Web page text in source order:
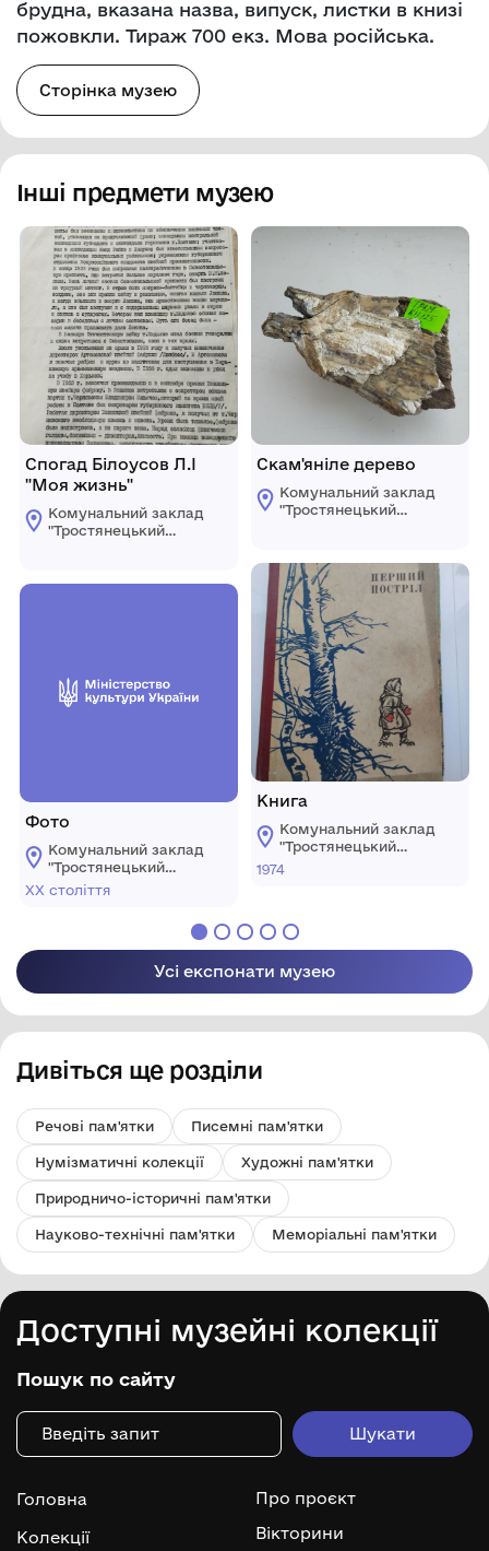
брудна, вказана назва, випуск, листки в книзі
пожовкли. Тираж 700 екз. Мова російська.
Сторінка музею
Інші предмети музею
Спогад Білоусов Л.І
"Моя жизнь"
Комунальний заклад
"Тростянецький
Фото
Комунальний заклад
"Тростянецький
селищний
ХХ століття
Скам'яніле дерево
Комунальний заклад
"Тростянецький
Книга
Комунальний заклад
"Тростянецький
селищний
1974
Усі експонати музею
Дивіться ще розділи
Речові пам'ятки Писемні пам'ятки
Нумізматичні колекції Художні пам'ятки
Природничо-історичні пам'ятки
Науково-технічні пам'ятки Меморіальні пам'ятки
Доступні музейні колекції
Пошук по сайту
Головна
Колекції
Про проєкт
Вікторини